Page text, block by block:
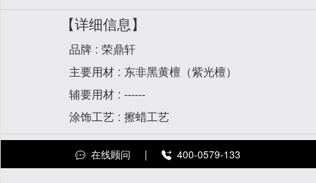
【详细信息】
品牌
荣鼎轩
主要用材
东非黑黄檀（紫光檀）
辅要用材
------
涂饰工艺
擦蜡工艺
在线顾问 | 400-0579-133